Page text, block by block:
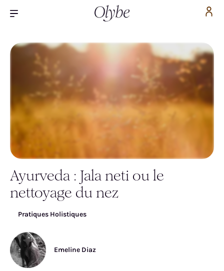
Inscrivez-vous pour accéder gratuitement à la
vidéo
Ayurveda : Jala neti ou le
nettoyage du nez
Pratiques Holistiques
Emeline Diaz